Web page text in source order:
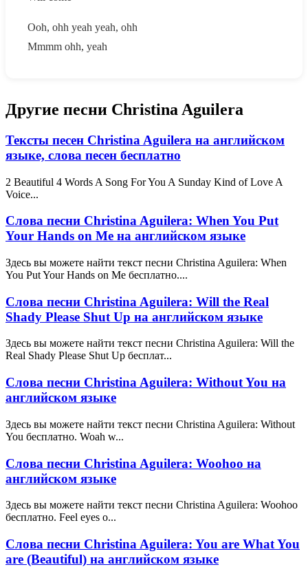
Ooh, ohh yeah yeah, ohh
Mmmm ohh, yeah
Другие песни Christina Aguilera
Тексты песен Christina Aguilera на английском
языке, слова песен бесплатно
2 Beautiful 4 Words A Song For You A Sunday Kind of Love A
Voice...
Слова песни Christina Aguilera: When You Put
Your Hands on Me на английском языке
Здесь вы можете найти текст песни Christina Aguilera: When
You Put Your Hands on Me бесплатно....
Слова песни Christina Aguilera: Will the Real
Shady Please Shut Up на английском языке
Здесь вы можете найти текст песни Christina Aguilera: Will the
Real Shady Please Shut Up бесплат...
Слова песни Christina Aguilera: Without You на
английском языке
Здесь вы можете найти текст песни Christina Aguilera: Without
You бесплатно. Woah w...
Слова песни Christina Aguilera: Woohoo на
английском языке
Здесь вы можете найти текст песни Christina Aguilera: Woohoo
бесплатно. Feel eyes o...
Слова песни Christina Aguilera: You are What You
are (Beautiful) на английском языке